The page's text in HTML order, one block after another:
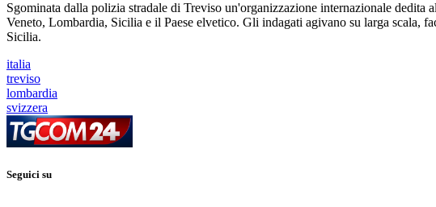
Sgominata dalla polizia stradale di Treviso un'organizzazione internazionale
Veneto, Lombardia, Sicilia e il Paese elvetico. Gli indagati agivano su larga scala,
Sicilia.
italia
treviso
lombardia
svizzera
Seguici su